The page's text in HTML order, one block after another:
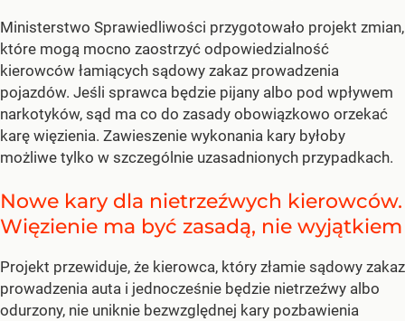
Ministerstwo Sprawiedliwości przygotowało projekt zmian,
które mogą mocno zaostrzyć odpowiedzialność
kierowców łamiących sądowy zakaz prowadzenia
pojazdów. Jeśli sprawca będzie pijany albo pod wpływem
narkotyków, sąd ma co do zasady obowiązkowo orzekać
karę więzienia. Zawieszenie wykonania kary byłoby
możliwe tylko w szczególnie uzasadnionych przypadkach.
Nowe kary dla nietrzeźwych kierowców.
Więzienie ma być zasadą, nie wyjątkiem
Projekt przewiduje, że kierowca, który złamie sądowy zakaz
prowadzenia auta i jednocześnie będzie nietrzeźwy albo
odurzony, nie uniknie bezwzględnej kary pozbawienia